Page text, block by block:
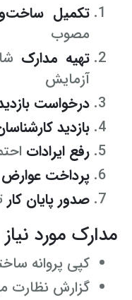
تکمیل
مصوب
تهیه مدارک
آزمایش
درخواست
بازدید
رفع ایرادات
پرداخت عوارض
صدور پایان کار
مدارک مورد نیاز
کپی پروانه
گزارش نظارت